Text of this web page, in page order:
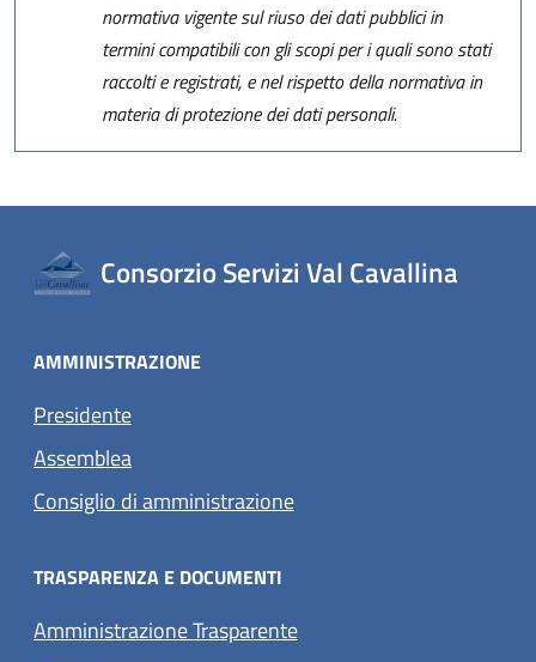
normativa vigente sul riuso dei dati pubblici in
termini compatibili con gli scopi per i quali sono stati
raccolti e registrati, e nel rispetto della normativa in
materia di protezione dei dati personali.
Consorzio Servizi Val Cavallina
AMMINISTRAZIONE
Presidente
Assemblea
Consiglio di amministrazione
TRASPARENZA E DOCUMENTI
Amministrazione Trasparente